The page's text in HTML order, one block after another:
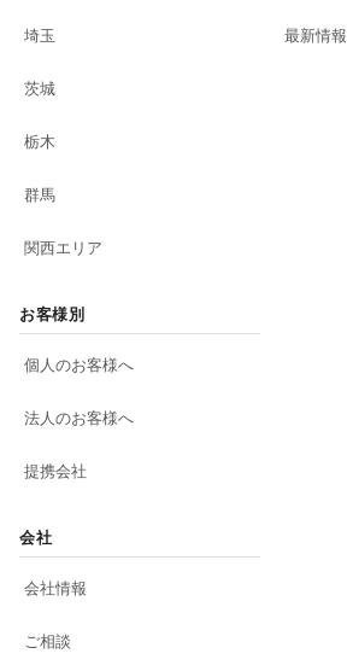
埼玉
茨城
栃木
群馬
関西エリア
最新情報
お客様別
個人のお客様へ
法人のお客様へ
提携会社
会社
会社情報
ご相談